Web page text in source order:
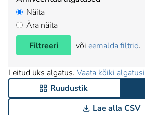
Näita
Ära näita
Filtreeri
või eemalda filtrid.
Leitud üks algatus. Vaata kõiki algatusi
Ruudustik
Lae alla CSV